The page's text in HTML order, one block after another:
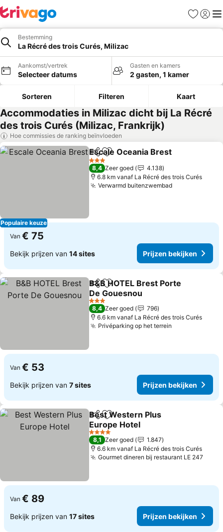
Favorieten
Bestemming
La Récré des trois Curés, Milizac
Aankomst/vertrek
Selecteer datums
Gasten en kamers
2 gasten, 1 kamer
Sorteren Filteren Kaart
Accommodaties in Milizac dicht bij La Récré
des trois Curés (Milizac, Frankrijk)
Hoe commissies de ranking beïnvloeden
Populaire keuze
DelenToevoegen aan favorieten
Escale Oceania Brest
3 Sterren
8,4 Zeer goed
4.138
6.8 km vanaf La Récré des trois Curés
Verwarmd buitenzwembad
Van € 75
Bekijk prijzen van 14 sites Prijzen bekijken
DelenToevoegen aan favorieten
B&B HOTEL Brest Porte
De Gouesnou
3 Sterren
8,4 Zeer goed
796
6.6 km vanaf La Récré des trois Curés
Privéparking op het terrein
Van € 53
Bekijk prijzen van 7 sites Prijzen bekijken
DelenToevoegen aan favorieten
Best Western Plus
Europe Hotel
4 Sterren
8,1 Zeer goed
1.847
6.6 km vanaf La Récré des trois Curés
Gourmet dineren bij restaurant LE 247
Van € 89
Bekijk prijzen van 17 sites Prijzen bekijken